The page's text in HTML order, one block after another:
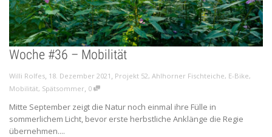
Woche #36 – Mobilität
Willi Rolfes, 18. Dezember 2021 , Projekt 52, Ahlhorner Fischteiche, E-Bike,
Mobilität, Spätsommer, 0
Mitte September zeigt die Natur noch einmal ihre Fülle in
sommerlichem Licht, bevor erste herbstliche Anklänge die Regie
übernehmen....